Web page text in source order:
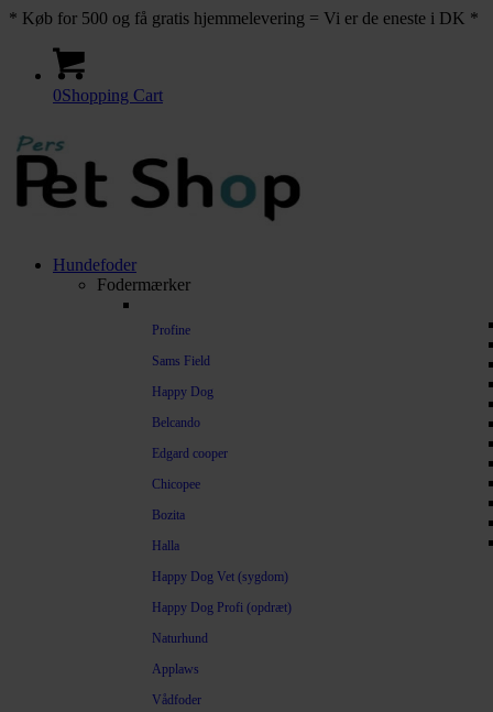
* Køb for 500 og få gratis hjemmelevering = Vi er de eneste i DK *
0Shopping Cart
Hundefoder
Fodermærker
Profine
Sams Field
Happy Dog
Belcando
Edgard cooper
Chicopee
Bozita
Halla
Happy Dog Vet (sygdom)
Happy Dog Profi (opdræt)
Naturhund
Applaws
Vådfoder